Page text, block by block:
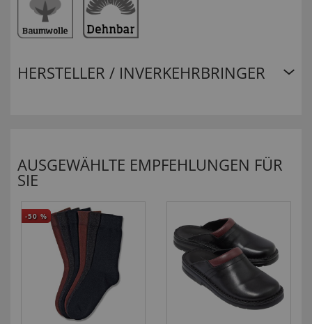
HERSTELLER / INVERKEHRBRINGER
AUSGEWÄHLTE EMPFEHLUNGEN FÜR
SIE
-50 %